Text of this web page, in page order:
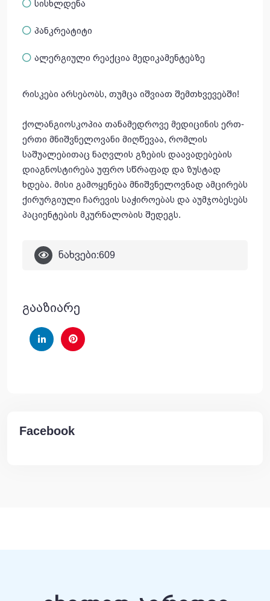
სისხლდენა
პანკრეატიტი
ალერგიული რეაქცია მედიკამენტებზე
რისკები არსებობს, თუმცა იშვიათ შემთხვევებში!
ქოლანგიოსკოპია თანამედროვე მედიცინის ერთ-
ერთი მნიშვნელოვანი მიღწევაა, რომლის
საშუალებითაც ნაღვლის გზების დაავადებების
დიაგნოსტირება უფრო სწრაფად და ზუსტად
ხდება. მისი გამოყენება მნიშვნელოვნად ამცირებს
ქირურგიული ჩარევის საჭიროებას და აუმჯობესებს
პაციენტების მკურნალობის შედეგს.
ნახვები:609
გააზიარე
Facebook